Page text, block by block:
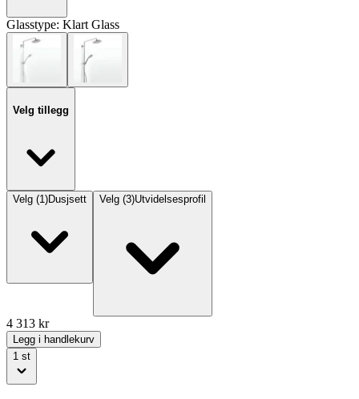
Glasstype: Klart Glass
Velg tillegg
Velg (1)Dusjsett Velg (3)Utvidelsesprofil
4 313 kr
Legg i handlekurv
1 st